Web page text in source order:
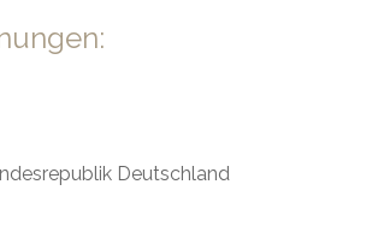
Deutschland